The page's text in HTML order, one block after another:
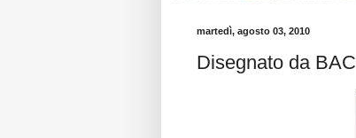
martedì, agosto 03, 2010
Disegnato da BAC